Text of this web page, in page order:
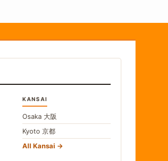
KANSAI
Osaka 大阪
Kyoto京都
All Kansai